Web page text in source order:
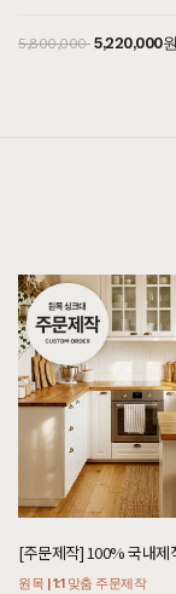
8월 3일
8월
8월 1
8월 1
[[어썸
8월 1일
8
5,800,000 5,220,000원
[주문제작] 100% 국내제
원목 | 1:1 맞춤 주문제작